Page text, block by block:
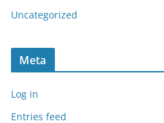
Uncategorized
Meta
Log in
Entries feed